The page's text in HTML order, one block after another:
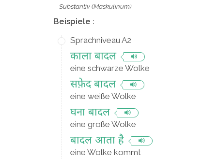
Substantiv (Maskulinum)
Beispiele :
Sprachniveau A2
काला बादल
eine schwarze Wolke
सफ़ेद बादल
eine weiße Wolke
घना बादल
eine große Wolke
बादल आता है
eine Wolke kommt